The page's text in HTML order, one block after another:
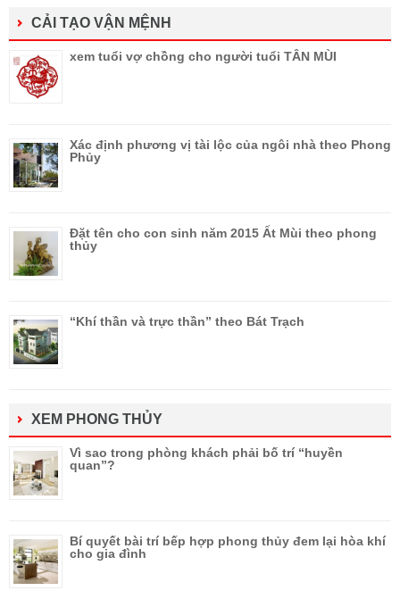
CẢI TẠO VẬN MỆNH
xem tuổi vợ chồng cho người tuổi TÂN MÙI
Xác định phương vị tài lộc của ngôi nhà theo Phong
Phủy
Đặt tên cho con sinh năm 2015 Ất Mùi theo phong
thủy
“Khí thần và trực thần” theo Bát Trạch
XEM PHONG THỦY
Vì sao trong phòng khách phải bố trí “huyền
quan”?
Bí quyết bài trí bếp hợp phong thủy đem lại hòa khí
cho gia đình